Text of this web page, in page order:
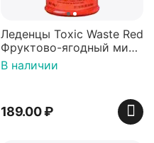
Леденцы Toxic Waste Red
Фруктово-ягодный микс
Красная банка 42 г,
Пакистан
В наличии
189.00₽